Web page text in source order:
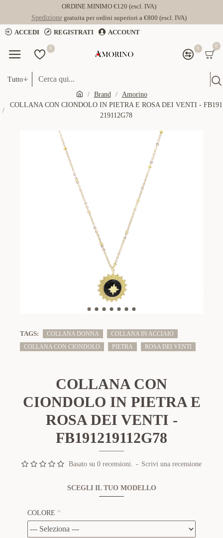
ORDINE MINIMO €120 (escl. IVA)
Spedizionegratuita per ordini superiori a €800 (escl. IVA)
ACCEDI
REGISTRATI ACCOUNT
0 0 0
Tutto
Brand
Amorino
COLLANA CON CIONDOLO IN PIETRA E ROSA DEI VENTI - FB191
219112G78
TAGS: COLLANA DONNA
COLLANA IN ACCIAIO
COLLANA CON CIONDOLO
PIETRA ROSA DEI VENTI
COLLANA CON
CIONDOLO IN PIETRA E
ROSA DEI VENTI -
FB191219112G78
Basato su 0 recensioni. - Scrivi una recensione
SCEGLI IL TUO MODELLO
COLORE